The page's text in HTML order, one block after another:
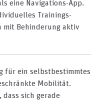
eine Navigations-App.
Trainings-
mit Behinderung aktiv
für ein selbstbestimmtes
Mobilität.
sich gerade